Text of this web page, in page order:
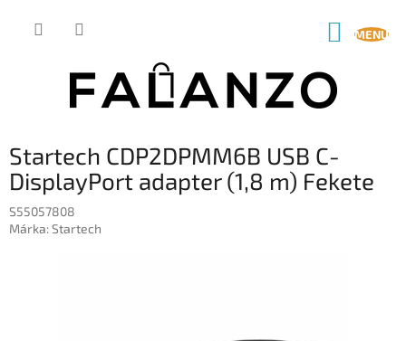
KOSÁR
Startech CDP2DPMM6B USB C-
DisplayPort adapter (1,8 m) Fekete
S55057808
Márka:Startech